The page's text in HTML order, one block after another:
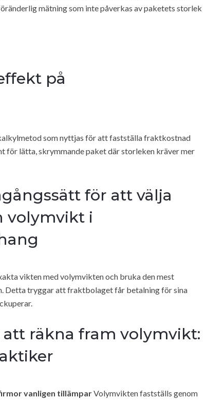
mätning som inte påverkas av paketets storlek
på
som nyttjas för att fastställa fraktkostnad
för lätta, skrymmande paket där storleken kräver mer
för att välja
volymvikt i
vikten med volymvikten och bruka den mest
Detta tryggar att fraktbolaget får betalning för sina
räkna fram volymvikt:
vanligen tillämparVolymvikten fastställs genom